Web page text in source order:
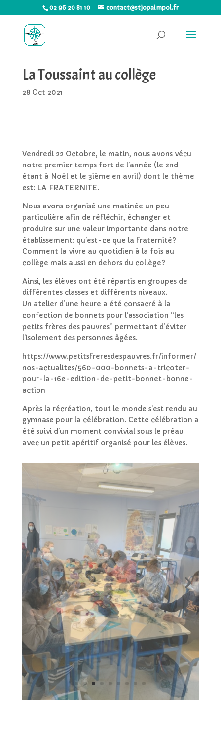
02 96 20 81 10 contact@stjopaimpol.fr
La Toussaint au collège
28 Oct 2021
Vendredi 22 Octobre, le matin, nous avons vécu
notre premier temps fort de l’année (le 2nd
étant à Noël et le 3ième en avril) dont le thème
est: LA FRATERNITE.
Nous avons organisé une matinée un peu
particulière afin de réfléchir, échanger et
produire sur une valeur importante dans notre
établissement: qu’est-ce que la fraternité?
Comment la vivre au quotidien à la fois au
collège mais aussi en dehors du collège?
Ainsi, les élèves ont été répartis en groupes de
différentes classes et différents niveaux.
Un atelier d’une heure a été consacré à la
confection de bonnets pour l’association “les
petits frères des pauvres” permettant d’éviter
l’isolement des personnes âgées.
https://www.petitsfreresdespauvres.fr/informer/
nos-actualites/560-000-bonnets-a-tricoter-
pour-la-16e-edition-de-petit-bonnet-bonne-
action
Après la récréation, tout le monde s’est rendu au
gymnase pour la célébration. Cette célébration a
été suivi d’un moment convivial sous le préau
avec un petit apéritif organisé pour les élèves.